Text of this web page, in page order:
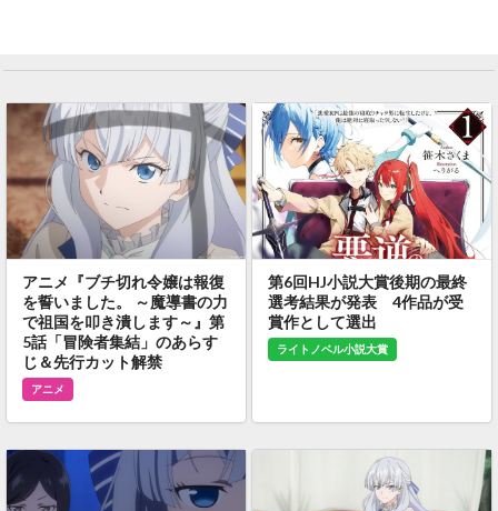
アニメ『ブチ切れ令嬢は報復
を誓いました。 ～魔導書の力
で祖国を叩き潰します～』第
5話「冒険者集結」のあらす
じ＆先行カット解禁
アニメ
第6回HJ小説大賞後期の最終
選考結果が発表 4作品が受
賞作として選出
ライトノベル小説大賞